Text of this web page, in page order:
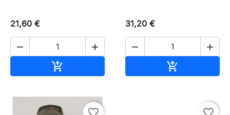
21,60 €
 

31,20 €
 
